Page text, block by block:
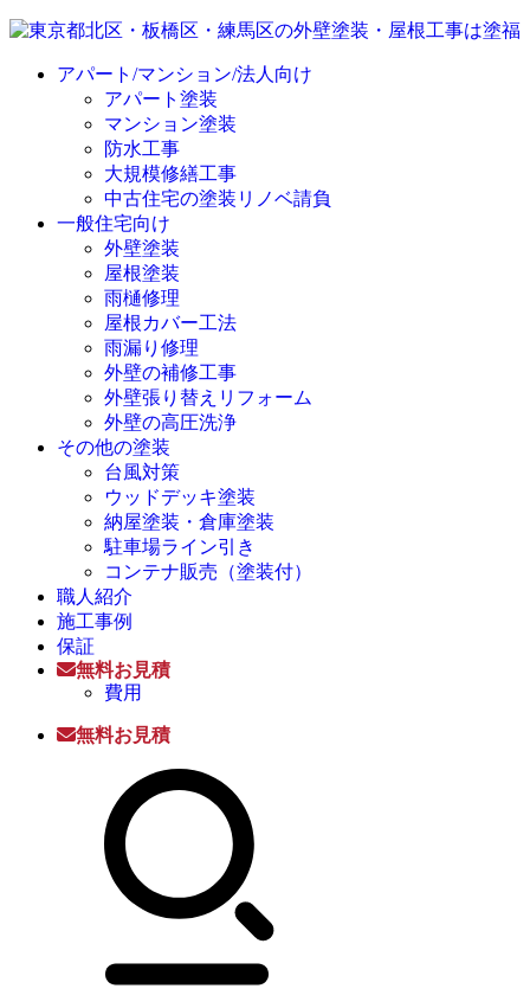
アパート/マンション/法人向け
アパート塗装
マンション塗装
防水工事
大規模修繕工事
中古住宅の塗装リノベ請負
一般住宅向け
外壁塗装
屋根塗装
雨樋修理
屋根カバー工法
雨漏り修理
外壁の補修工事
外壁張り替えリフォーム
外壁の高圧洗浄
その他の塗装
台風対策
ウッドデッキ塗装
納屋塗装・倉庫塗装
駐車場ライン引き
コンテナ販売（塗装付）
職人紹介
施工事例
保証
無料お見積
費用
無料お見積